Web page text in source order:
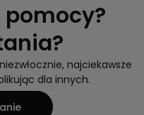
pomocy?
najciekawsze
dla innych.